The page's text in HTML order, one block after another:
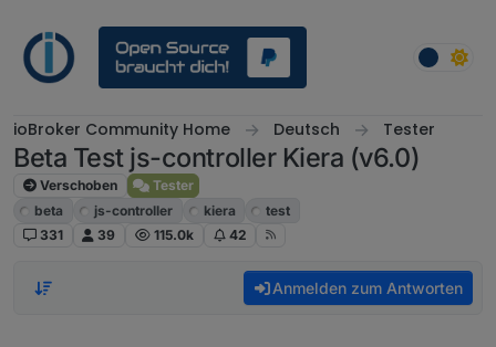
ioBroker Community Home Deutsch Tester
Beta Test js-controller Kiera (v6.0)
Verschoben
Tester
beta
js-controller kiera
test
331
39 115.0k 42
Anmelden zum Antworten